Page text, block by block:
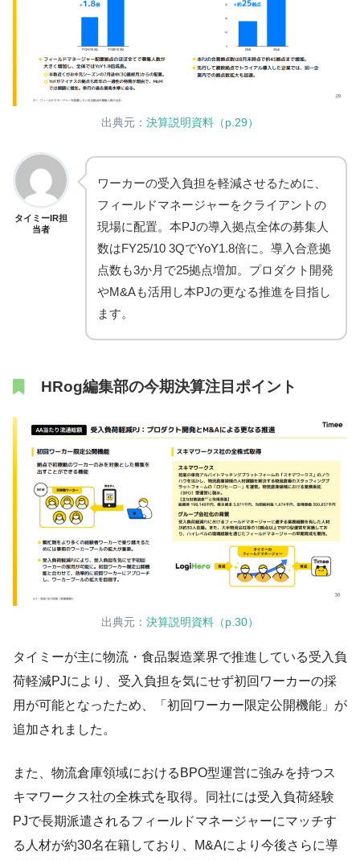
出典元： 決算説明資料（p.29）
タイミーIR担
当者
ワーカーの受入負担を軽減させるために、
フィールドマネージャーをクライアントの
現場に配置。本PJの導入拠点全体の募集人
数はFY25/10 3QでYoY1.8倍に。導入合意拠
点数も3か月で25拠点増加。プロダクト開発
やM&Aも活用し本PJの更なる推進を目指し
ます。
HRog編集部の今期決算注目ポイント
出典元： 決算説明資料（p.30）
タイミーが主に物流・食品製造業界で推進している受入負
荷軽減PJにより、受入負担を気にせず初回ワーカーの採
用が可能となったため、「初回ワーカー限定公開機能」が
追加されました。
また、物流倉庫領域におけるBPO型運営に強みを持つス
キマワークス社の全株式を取得。同社には受入負荷経験
PJで長期派遣されるフィールドマネージャーにマッチす
る人材が約30名在籍しており、M&Aにより今後さらに導